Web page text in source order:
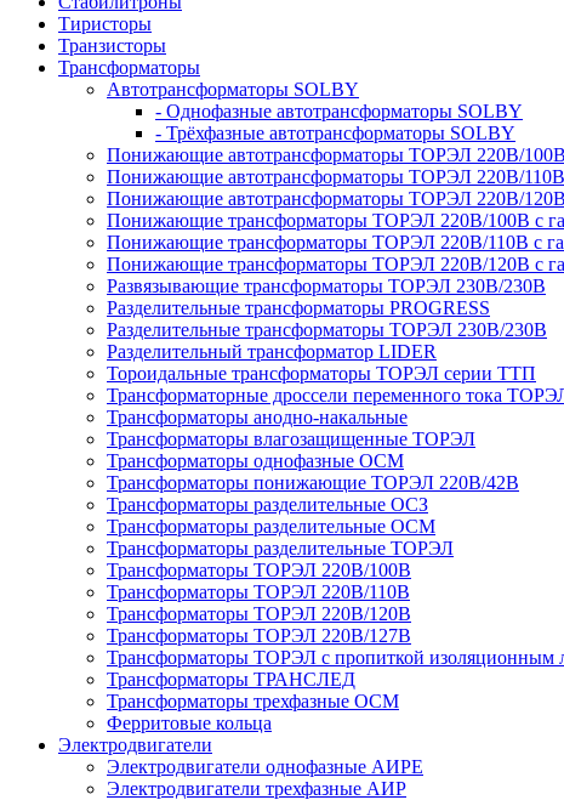
Тиристоры
Транзисторы
Трансформаторы
Автотрансформаторы SOLBY
- Однофазные автотрансформаторы SOLBY
- Трёхфазные автотрансформаторы SOLBY
Понижающие автотрансформаторы ТОРЭЛ 220В/100В
Понижающие автотрансформаторы ТОРЭЛ 220В/110В
Понижающие автотрансформаторы ТОРЭЛ 220В/120В
Понижающие трансформаторы ТОРЭЛ 220В/100В с
Понижающие трансформаторы ТОРЭЛ 220В/110В с
Понижающие трансформаторы ТОРЭЛ 220В/120В с
Развязывающие трансформаторы ТОРЭЛ 230В/230В
Разделительные трансформаторы PROGRESS
Разделительные трансформаторы ТОРЭЛ 230В/230В
Разделительный трансформатор LIDER
Тороидальные трансформаторы ТОРЭЛ серии ТТП
Трансформаторные дроссели переменного тока
Трансформаторы анодно-накальные
Трансформаторы влагозащищенные ТОРЭЛ
Трансформаторы однофазные ОСМ
Трансформаторы понижающие ТОРЭЛ 220В/42В
Трансформаторы разделительные ОСЗ
Трансформаторы разделительные ОСМ
Трансформаторы разделительные ТОРЭЛ
Трансформаторы ТОРЭЛ 220В/100В
Трансформаторы ТОРЭЛ 220В/110В
Трансформаторы ТОРЭЛ 220В/120В
Трансформаторы ТОРЭЛ 220В/127В
Трансформаторы ТОРЭЛ с пропиткой изоляционным
Трансформаторы ТРАНСЛЕД
Трансформаторы трехфазные ОСМ
Ферритовые кольца
Электродвигатели
Электродвигатели однофазные АИРЕ
Электродвигатели трехфазные АИР